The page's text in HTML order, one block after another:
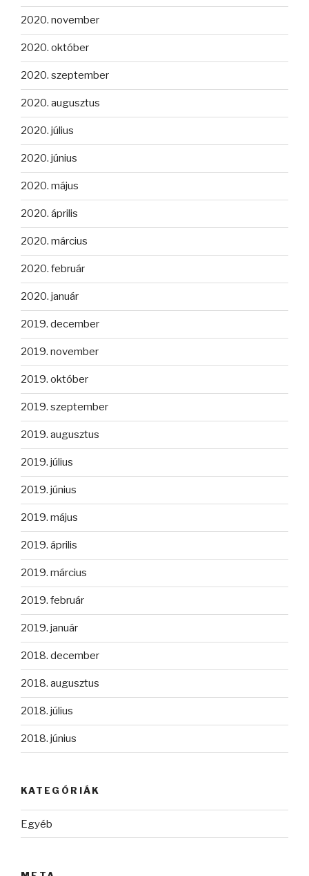
2020. november
2020. október
2020. szeptember
2020. augusztus
2020. július
2020. június
2020. május
2020. április
2020. március
2020. február
2020. január
2019. december
2019. november
2019. október
2019. szeptember
2019. augusztus
2019. július
2019. június
2019. május
2019. április
2019. március
2019. február
2019. január
2018. december
2018. augusztus
2018. július
2018. június
KATEGÓRIÁK
Egyéb